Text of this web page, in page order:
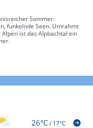
Sommer:
funkelnde Seen. Umrahmt
ist das Alpbachtal ein
26°C/17°C